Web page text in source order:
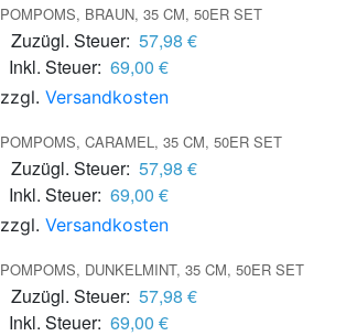
POMPOMS, BRAUN, 35 CM, 50ER SET
Zuzügl. Steuer: 57,98 €
Inkl. Steuer: 69,00 €
zzgl. Versandkosten
POMPOMS, CARAMEL, 35 CM, 50ER SET
Zuzügl. Steuer: 57,98 €
Inkl. Steuer: 69,00 €
zzgl. Versandkosten
POMPOMS, DUNKELMINT, 35 CM, 50ER SET
Zuzügl. Steuer: 57,98 €
Inkl. Steuer: 69,00 €